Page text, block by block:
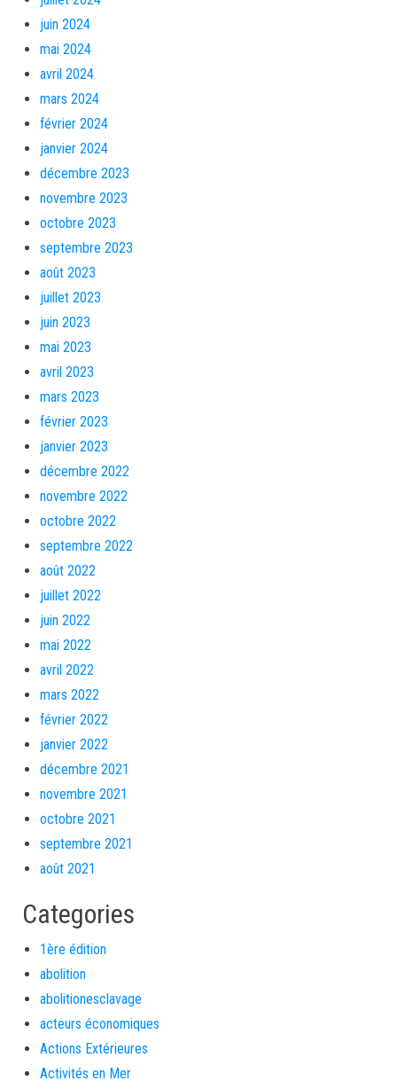
juin 2024
mai 2024
avril 2024
mars 2024
février 2024
janvier 2024
décembre 2023
novembre 2023
octobre 2023
septembre 2023
août 2023
juillet 2023
juin 2023
mai 2023
avril 2023
mars 2023
février 2023
janvier 2023
décembre 2022
novembre 2022
octobre 2022
septembre 2022
août 2022
juillet 2022
juin 2022
mai 2022
avril 2022
mars 2022
février 2022
janvier 2022
décembre 2021
novembre 2021
octobre 2021
septembre 2021
août 2021
Categories
1ère édition
abolition
abolitionesclavage
acteurs économiques
Actions Extérieures
Activités en Mer